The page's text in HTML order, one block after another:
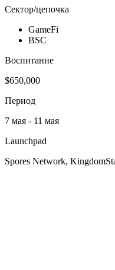
Сектор/цепочка
GameFi
BSC
Воспитание
$650,000
Период
7 мая - 11 мая
Launchpad
Spores Network,